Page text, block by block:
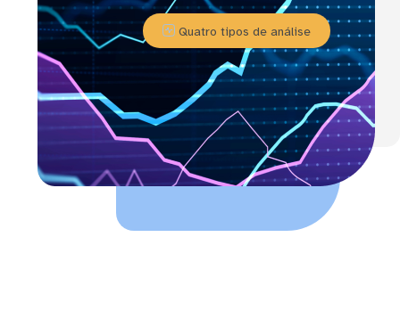
Quatro tipos de análise